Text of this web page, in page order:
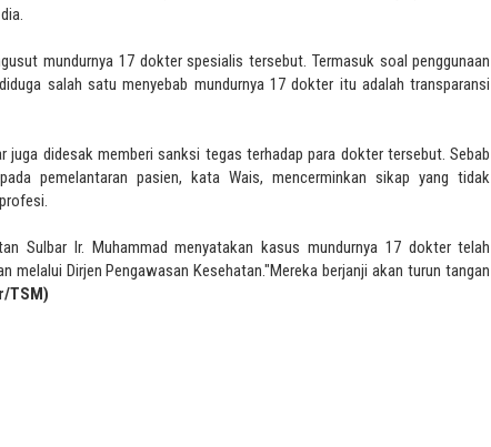
mundurnya 17 dokter spesialis tersebut. Termasuk soal penggunaan
salah satu menyebab mundurnya 17 dokter itu adalah transparansi
juga didesak memberi sanksi tegas terhadap para dokter tersebut. Sebab
pemelantaran pasien, kata Wais, mencerminkan sikap yang tidak
Sulbar Ir. Muhammad menyatakan kasus mundurnya 17 dokter telah
melalui Dirjen Pengawasan Kesehatan."Mereka berjanji akan turun tangan
TSM)